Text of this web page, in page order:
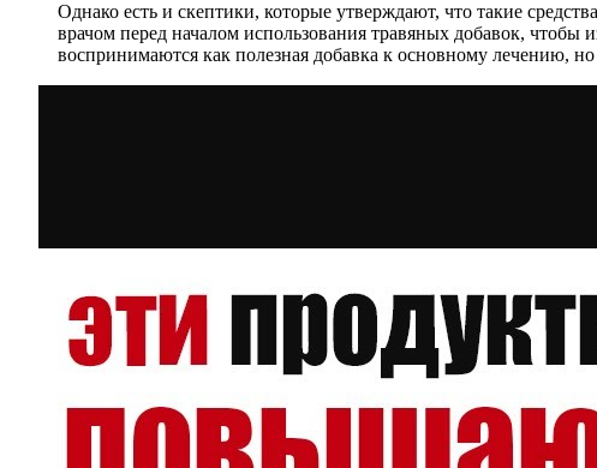
Однако есть и скептики, которые утверждают, что такие
врачом перед началом использования травяных добавок,
воспринимаются как полезная добавка к основному лечению, но